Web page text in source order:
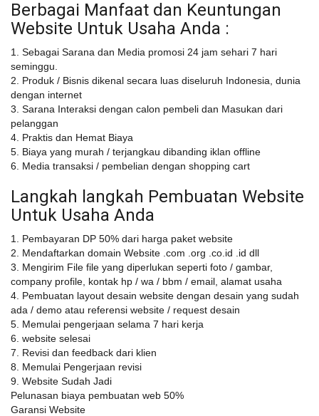
Berbagai Manfaat dan Keuntungan
Website Untuk Usaha Anda :
1. Sebagai Sarana dan Media promosi 24 jam sehari 7 hari
seminggu.
2. Produk / Bisnis dikenal secara luas diseluruh Indonesia, dunia
dengan internet
3. Sarana Interaksi dengan calon pembeli dan Masukan dari
pelanggan
4. Praktis dan Hemat Biaya
5. Biaya yang murah / terjangkau dibanding iklan offline
6. Media transaksi / pembelian dengan shopping cart
Langkah langkah Pembuatan Website
Untuk Usaha Anda
1. Pembayaran DP 50% dari harga paket website
2. Mendaftarkan domain Website .com .org .co.id .id dll
3. Mengirim File file yang diperlukan seperti foto / gambar,
company profile, kontak hp / wa / bbm / email, alamat usaha
4. Pembuatan layout desain website dengan desain yang sudah
ada / demo atau referensi website / request desain
5. Memulai pengerjaan selama 7 hari kerja
6. website selesai
7. Revisi dan feedback dari klien
8. Memulai Pengerjaan revisi
9. Website Sudah Jadi
Pelunasan biaya pembuatan web 50%
Garansi Website